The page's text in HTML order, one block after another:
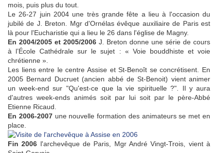
mois, puis plus du tout.
Le 26-27 juin 2004 une très grande fête a lieu à l'occasion du
jubilé de J. Breton. Mgr d'Ornélas évêque auxiliaire de Paris est
là pour l'Eucharistie qui a lieu le 26 dans l'église de Magny.
En 2004/2005 et 2005/2006 J. Breton donne une série de cours
à l’École Cathédrale sur le sujet : « Voie bouddhiste et voie
chrétienne ».
Les liens entre le centre Assise et St-Benoît se concrétisent. En
2005 Bernard Ducruet (ancien abbé de St-Benoit) vient animer
un week-end sur "Qu'est-ce que la vie spirituelle ?". Il y aura
d'autres week-ends animés soit par lui soit par le père-Abbé
Etienne Ricaud.
En 2006-2007une nouvelle formation des animateurs se met en
place.
Fin 2006 l'archevêque de Paris, Mgr André Vingt-Trois, vient à